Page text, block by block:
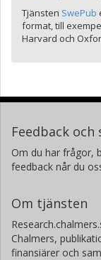
Tjänsten SwePub
format, till
Harvard och
Feedback
Om du har frågor,
feedback når du
Om tjänsten
Chalmers,
finansiärer och